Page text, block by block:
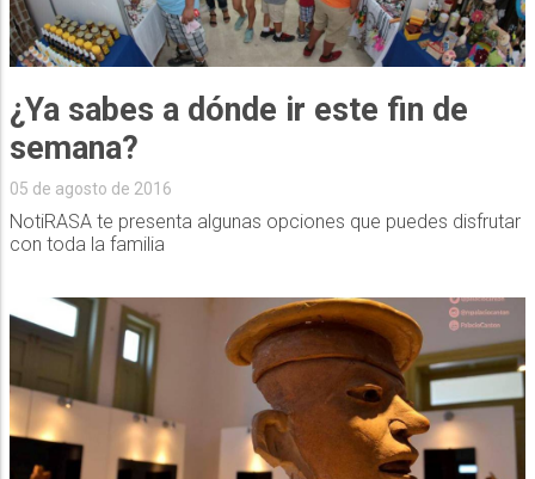
¿Ya sabes a dónde ir este fin de
semana?
05 de agosto de 2016
NotiRASA te presenta algunas opciones que puedes disfrutar
con toda la familia